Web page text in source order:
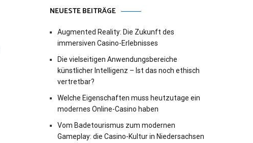
NEUESTE BEITRÄGE
Augmented Reality: Die Zukunft des
immersiven Casino-Erlebnisses
Die vielseitigen Anwendungsbereiche
künstlicher Intelligenz – Ist das noch ethisch
vertretbar?
Welche Eigenschaften muss heutzutage ein
modernes Online-Casino haben
Vom Badetourismus zum modernen
Gameplay: die Casino-Kultur in Niedersachsen